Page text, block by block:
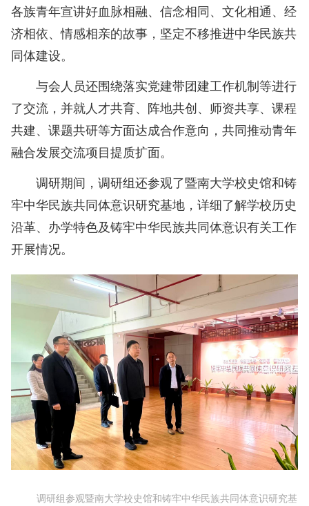
各族青年宣讲好血脉相融、信念相同、文化相通、经
济相依、情感相亲的故事，坚定不移推进中华民族共
同体建设。
与会人员还围绕落实党建带团建工作机制等进行
了交流，并就人才共育、阵地共创、师资共享、课程
共建、课题共研等方面达成合作意向，共同推动青年
融合发展交流项目提质扩面。
调研期间，调研组还参观了暨南大学校史馆和铸
牢中华民族共同体意识研究基地，详细了解学校历史
沿革、办学特色及铸牢中华民族共同体意识有关工作
开展情况。
调研组参观暨南大学校史馆和铸牢中华民族共同体意识研究基